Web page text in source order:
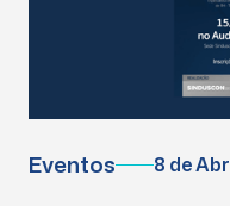
Eventos 8 de Abr